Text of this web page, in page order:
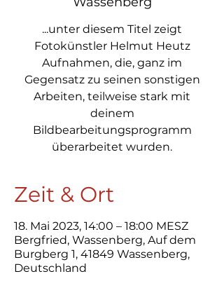
...unter diesem Titel zeigt
Fotokünstler Helmut Heutz
Aufnahmen, die, ganz im
Gegensatz zu seinen sonstigen
Arbeiten, teilweise stark mit
deinem
Bildbearbeitungsprogramm
überarbeitet wurden.
Zeit & Ort
18. Mai 2023, 14:00 – 18:00 MESZ
Bergfried, Wassenberg, Auf dem
Burgberg 1, 41849 Wassenberg,
Deutschland